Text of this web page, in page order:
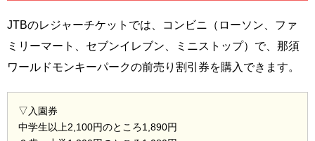
JTBのレジャーチケットでは、コンビニ（ローソン、ファ
ミリーマート、セブンイレブン、ミニストップ）で、那須
ワールドモンキーパークの前売り割引券を購入できます。
▽入園券
中学生以上2,100円のところ1,890円